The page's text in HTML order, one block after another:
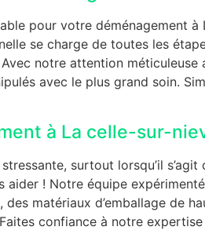
pour votre déménagement
se charge de toutes les
notre attention
avec le plus grand soin.
à La celle-sur-
surtout lorsqu’il
! Notre équipe
matériaux d’emballage de
confiance à notre